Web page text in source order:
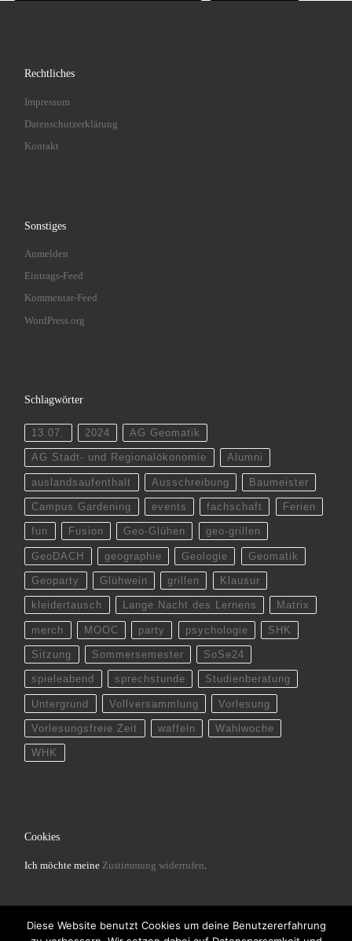
Rechtliches
Impressum
Datenschutzerklärung
Kontakt
Sonstiges
Anmelden
Eintrags-Feed
Kommentar-Feed
WordPress.org
Schlagwörter
13.07. 2024 AG Geomatik
AG Stadt- und Regionalökonomie Alumni
auslandsaufenthalt Ausschreibung Baumeister
Campus Gardening events fachschaft Ferien
fun Fusion Geo-Glühen geo-grillen
GeoDACH geographie Geologie Geomatik
Geoparty Glühwein grillen Klausur
kleidertausch Lange Nacht des Lernens Matrix
merch MOOC party psychologie SHK
Sitzung Sommersemester SoSe24
spieleabend sprechstunde Studienberatung
Untergrund Vollversammlung Vorlesung
Vorlesungsfreie Zeit waffeln Wahlwoche
WHK
Cookies
Ich möchte meine Zustimmung widerrufen
Diese Website benutzt Cookies um deine Benutzererfahrung